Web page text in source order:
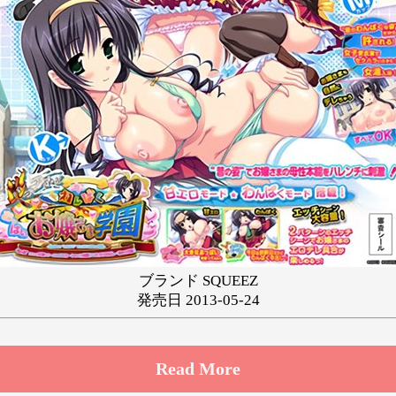
ゆ
り る れ
わ
ブランド SQUEEZ
発売日 2013-05-24
Read More